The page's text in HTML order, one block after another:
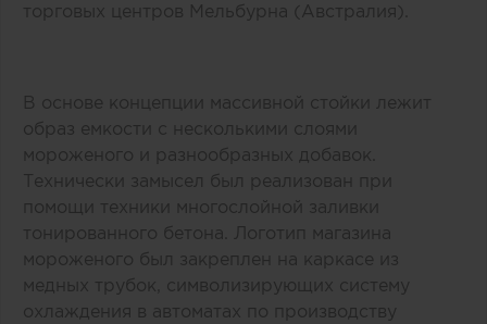
торговых центров Мельбурна (Австралия).
В основе концепции массивной стойки лежит
образ емкости с несколькими слоями
мороженого и разнообразных добавок.
Технически замысел был реализован при
помощи техники многослойной заливки
тонированного бетона. Логотип магазина
мороженого был закреплен на каркасе из
медных трубок, символизирующих систему
охлаждения в автоматах по производству